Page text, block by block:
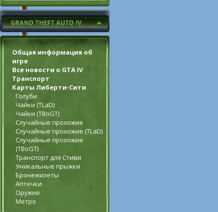
Общая информация об
игре
Все новости о GTA IV
Транспорт
Карты Либерти-Сити
Голуби
Чайки (TLaD)
Чайки (TBoGT)
Случайные прохожие
Случайные прохожие (TLaD)
Случайные прохожие
(TBoGT)
Транспорт для Стиви
Уникальные прыжки
Бронежилеты
Аптечки
Оружие
Метро